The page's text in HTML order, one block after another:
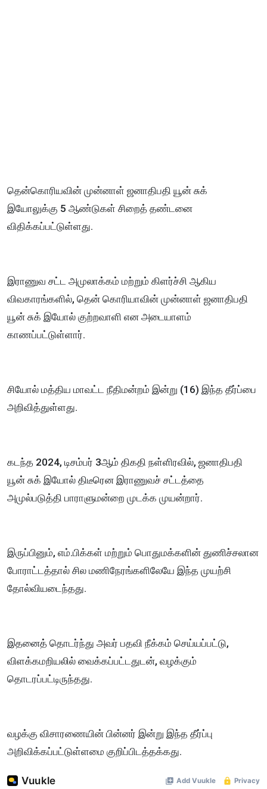
தென்கொரியவின் முன்னாள் ஜனாதிபதி யூன் சுக்
இயோலுக்கு 5 ஆண்டுகள் சிறைத் தண்டனை
விதிக்கப்பட்டுள்ளது.
இராணுவ சட்ட அமுலாக்கம் மற்றும் கிளர்ச்சி ஆகிய
விவகாரங்களில், தென் கொரியாவின் முன்னாள் ஜனாதிபதி
யூன் சுக் இயோல் குற்றவாளி என அடையாளம்
காணப்பட்டுள்ளார்.
சியோல் மத்திய மாவட்ட நீதிமன்றம் இன்று (16) இந்த தீர்ப்பை
அறிவித்துள்ளது.
கடந்த 2024, டிசம்பர் 3ஆம் திகதி நள்ளிரவில், ஜனாதிபதி
யூன் சுக் இயோல் திடீரென இராணுவச் சட்டத்தை
அமுல்படுத்தி பாராளுமன்றை முடக்க முயன்றார்.
இருப்பினும், எம்.பிக்கள் மற்றும் பொதுமக்களின் துணிச்சலான
போராட்டத்தால் சில மணிநேரங்களிலேயே இந்த முயற்சி
தோல்வியடைந்தது.
இதனைத் தொடர்ந்து அவர் பதவி நீக்கம் செய்யப்பட்டு,
விளக்கமறியலில் வைக்கப்பட்டதுடன், வழக்கும்
தொடரப்பட்டிருந்தது.
வழக்கு விசாரணையின் பின்னர் இன்று இந்த தீர்ப்பு
அறிவிக்கப்பட்டுள்ளமை குறிப்பிடத்தக்கது.